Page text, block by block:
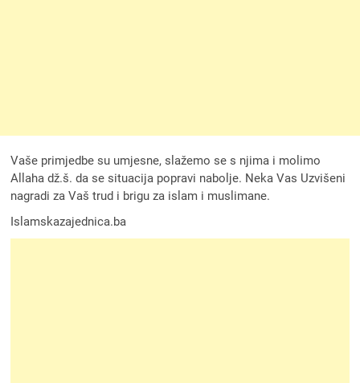
Vaše primjedbe su umjesne, slažemo se s njima i molimo
Allaha dž.š. da se situacija popravi nabolje. Neka Vas Uzvišeni
nagradi za Vaš trud i brigu za islam i muslimane.
Islamskazajednica.ba